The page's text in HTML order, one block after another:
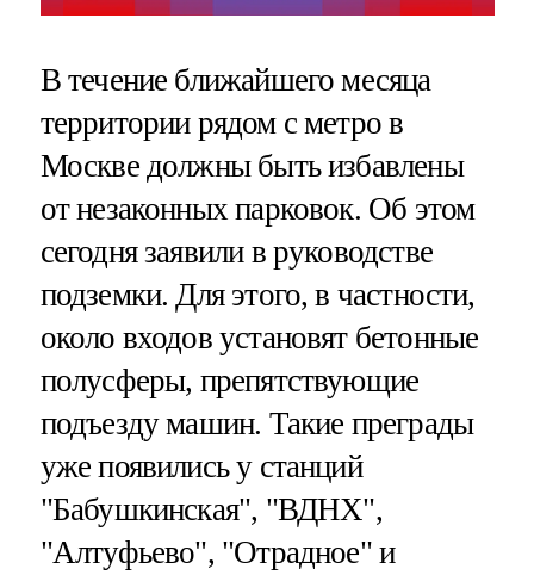
В течение ближайшего месяца
территории рядом с метро в
Москве должны быть избавлены
от незаконных парковок. Об этом
сегодня заявили в руководстве
подземки. Для этого, в частности,
около входов установят бетонные
полусферы, препятствующие
подъезду машин. Такие преграды
уже появились у станций
"Бабушкинская", "ВДНХ",
"Алтуфьево", "Отрадное" и